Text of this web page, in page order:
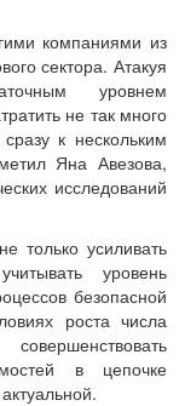
компаниями из
сектора. Атакуя
уровнем
не так много
к нескольким
Яна Авезова,
исследований
только усиливать
уровень
безопасной
роста числа
в цепочке